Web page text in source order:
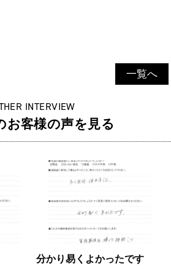
一覧へ
INTERVIEW
お客様の声を見る
分かり易くよかったです